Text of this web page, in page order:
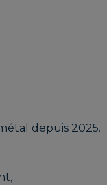
|
depuis 2025.